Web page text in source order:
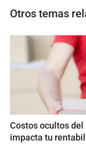
Otros temas
Costos ocultos
impacta tu